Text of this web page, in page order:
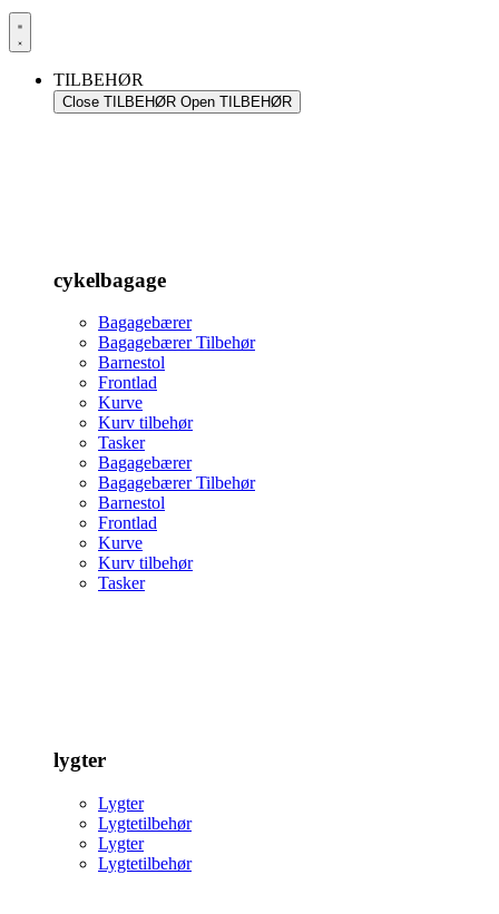
TILBEHØR
Close TILBEHØR Open TILBEHØR
cykelbagage
Bagagebærer
Bagagebærer Tilbehør
Barnestol
Frontlad
Kurve
Kurv tilbehør
Tasker
Bagagebærer
Bagagebærer Tilbehør
Barnestol
Frontlad
Kurve
Kurv tilbehør
Tasker
lygter
Lygter
Lygtetilbehør
Lygter
Lygtetilbehør